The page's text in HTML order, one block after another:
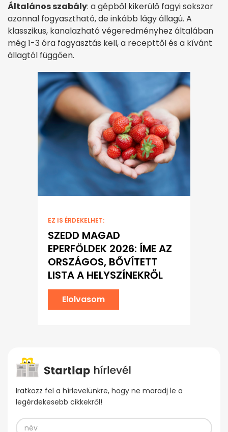
Általános szabály: a gépből kikerülő fagyi sokszor
azonnal fogyasztható, de inkább lágy állagú. A
klasszikus, kanalazható végeredményhez általában
még 1-3 óra fagyasztás kell, a recepttől és a kívánt
állagtól függően.
EZ IS ÉRDEKELHET:
SZEDD MAGAD
EPERFÖLDEK 2026: ÍME AZ
ORSZÁGOS, BŐVÍTETT
LISTA A HELYSZÍNEKRŐL
Elolvasom
Iratkozz fel a hírlevelünkre, hogy ne maradj le a
legérdekesebb cikkekről!